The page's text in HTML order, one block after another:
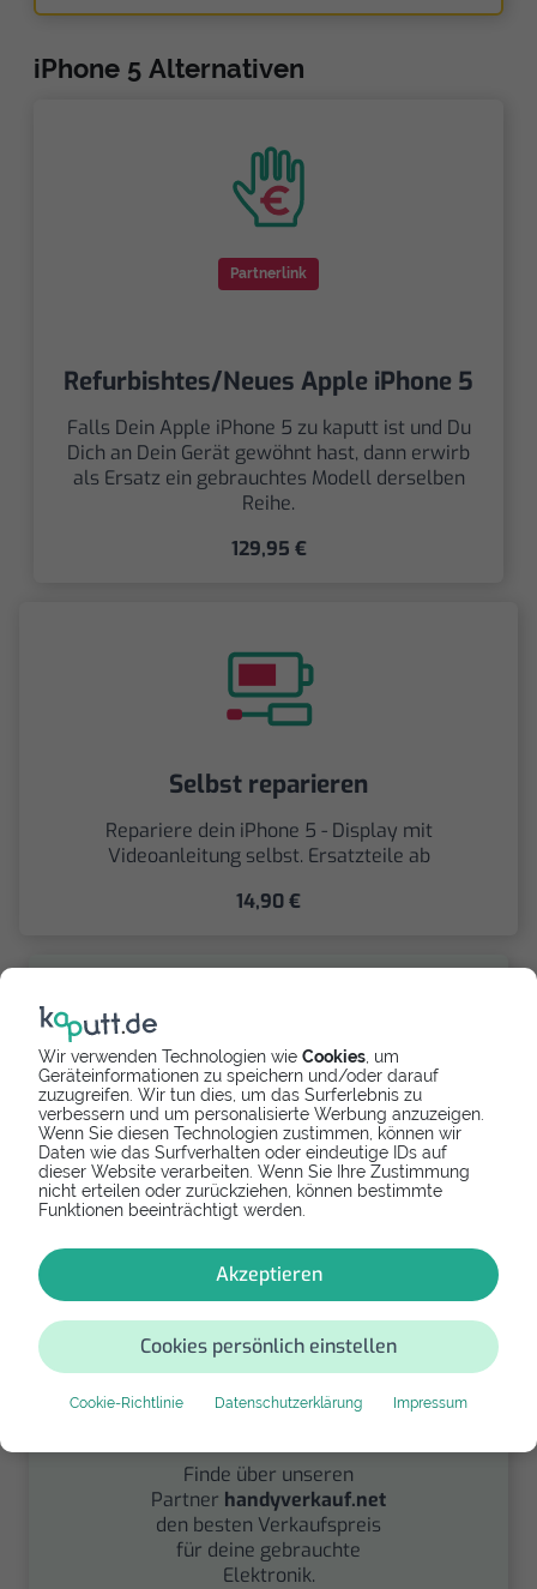
Wir verwenden Technologien wie Cookies , um
Geräteinformationen zu speichern und/oder darauf
zuzugreifen. Wir tun dies, um das Surferlebnis zu
verbessern und um personalisierte Werbung anzuzeigen.
Wenn Sie diesen Technologien zustimmen, können wir
Daten wie das Surfverhalten oder eindeutige IDs auf
dieser Website verarbeiten. Wenn Sie Ihre Zustimmung
nicht erteilen oder zurückziehen, können bestimmte
Funktionen beeinträchtigt werden.
Akzeptieren
Cookies persönlich einstellen
Cookie-Richtlinie Datenschutzerklärung Impressum
iPhone 5 Alternativen
Partnerlink
Refurbishtes/Neues Apple iPhone 5
Falls Dein Apple iPhone 5 zu kaputt ist und Du
Dich an Dein Gerät gewöhnt hast, dann erwirb
als Ersatz ein gebrauchtes Modell derselben
Reihe.
129,95 €
Selbst reparieren
Repariere dein iPhone 5 - Display mit
Videoanleitung selbst. Ersatzteile ab
14,90 €
Spenden
Spende Dein Gerät über
handysfuerdieumwelt.de
für einen guten Zweck.
Finde über unseren
Partner handyverkauf.net
den besten Verkaufspreis
für deine gebrauchte
Elektronik.